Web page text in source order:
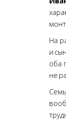
На
и
оба
не